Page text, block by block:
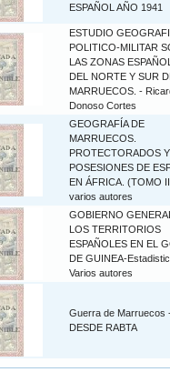
ESPAÑOL AÑO 1941
ESTUDIO
POLITICO-MILITAR
LAS ZONAS
DEL NORTE Y SUR
MARRUECOS. -
Donoso Cortes
GEOGRAFÍA DE
MARRUECOS.
PROTECTORADOS Y
POSESIONES DE
EN ÁFRICA. (TOMO
varios autores
GOBIERNO
LOS TERRITORIOS
ESPAÑOLES EN EL
DE GUINEA-
Varios autores
Guerra de Marruecos
DESDE RABTA